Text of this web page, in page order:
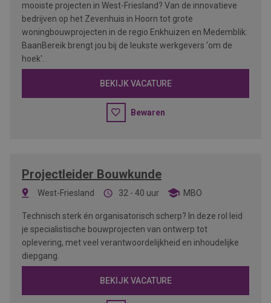
mooiste projecten in West-Friesland? Van de innovatieve
bedrijven op het Zevenhuis in Hoorn tot grote
woningbouwprojecten in de regio Enkhuizen en Medemblik:
BaanBereik brengt jou bij de leukste werkgevers 'om de
hoek'.
BEKIJK VACATURE
Bewaren
Projectleider Bouwkunde
West-Friesland 32 - 40 uur MBO
Technisch sterk én organisatorisch scherp? In deze rol leid
je specialistische bouwprojecten van ontwerp tot
oplevering, met veel verantwoordelijkheid en inhoudelijke
diepgang.
BEKIJK VACATURE